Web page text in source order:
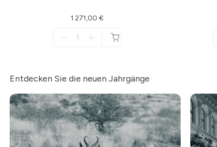
1.271,00 €
Entdecken Sie die neuen Jahrgänge